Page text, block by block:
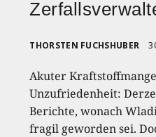
THORSTEN FUCHSHUBER
Akuter
Unzufriedenheit:
Berichte, wonach
fragil geworden sei.